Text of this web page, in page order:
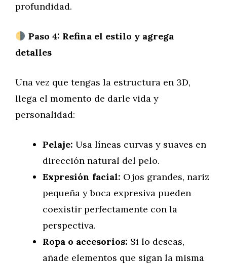
profundidad.
Paso 4: Refina el estilo y agrega
detalles
Una vez que tengas la estructura en 3D,
llega el momento de darle vida y
personalidad:
Pelaje: Usa líneas curvas y suaves en
dirección natural del pelo.
Expresión facial: Ojos grandes, nariz
pequeña y boca expresiva pueden
coexistir perfectamente con la
perspectiva.
Ropa o accesorios: Si lo deseas,
añade elementos que sigan la misma